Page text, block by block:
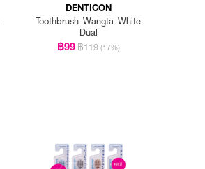
DENTICON
Toothbrush Wangta White
Dual
฿99฿119 (17%)